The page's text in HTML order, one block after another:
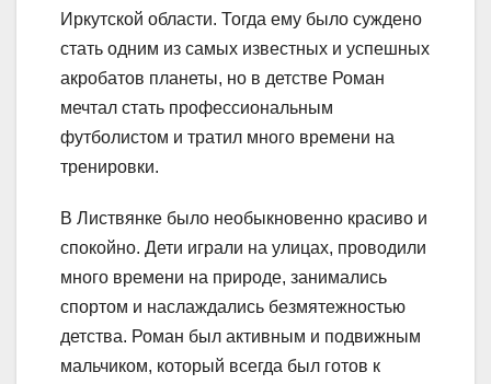
Иркутской области. Тогда ему было суждено
стать одним из самых известных и успешных
акробатов планеты, но в детстве Роман
мечтал стать профессиональным
футболистом и тратил много времени на
тренировки.
В Листвянке было необыкновенно красиво и
спокойно. Дети играли на улицах, проводили
много времени на природе, занимались
спортом и наслаждались безмятежностью
детства. Роман был активным и подвижным
мальчиком, который всегда был готов к